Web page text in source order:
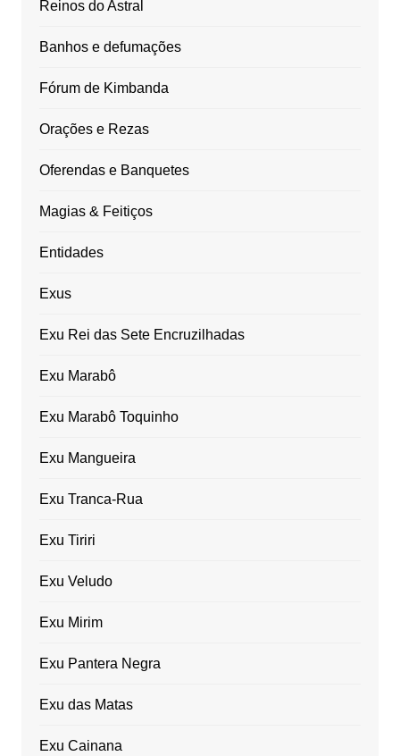
Reinos do Astral
Banhos e defumações
Fórum de Kimbanda
Orações e Rezas
Oferendas e Banquetes
Magias & Feitiços
Entidades
Exus
Exu Rei das Sete Encruzilhadas
Exu Marabô
Exu Marabô Toquinho
Exu Mangueira
Exu Tranca-Rua
Exu Tiriri
Exu Veludo
Exu Mirim
Exu Pantera Negra
Exu das Matas
Exu Cainana